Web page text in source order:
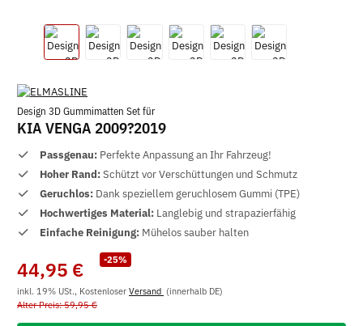
Design 3D Gummimatten Set für
KIA VENGA 2009?2019
Passgenau: Perfekte Anpassung an Ihr Fahrzeug!
Hoher Rand:Schützt vor Verschüttungen und Schmutz
Geruchlos: Dank speziellem geruchlosem Gummi (TPE)
Hochwertiges Material: Langlebig und strapazierfähig
Einfache Reinigung: Mühelos sauber halten
-25%
44,95 €
inkl. 19% USt., Kostenloser Versand (innerhalb DE)
Alter Preis: 59,95 €